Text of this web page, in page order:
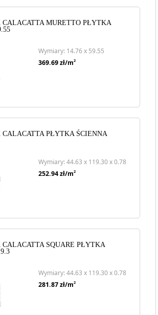
CALACATTA MURETTO PŁYTKA
Wymiary: 14.76 x 59.55
369.69zł/m2
CALACATTA PŁYTKA ŚCIENNA
Wymiary: 44.63 x 119.30 x 0.78
252.94zł/m2
CALACATTA SQUARE PŁYTKA
Wymiary: 44.63 x 119.30 x 0.78
281.87zł/m2